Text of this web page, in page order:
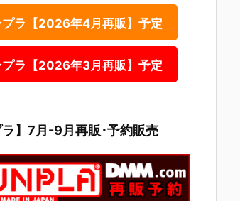
プラ【2026年4月再販】予定
プラ【2026年3月再販】予定
ラ】7月-9月再販･予約販売